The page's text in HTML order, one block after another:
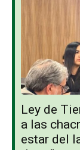
Ley de
a las
estar del